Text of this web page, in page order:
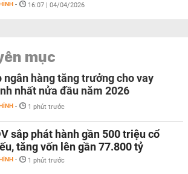
- 16:07 | 04/04/2026
mục
ngân hàng tăng trưởng cho vay
nhất nửa đầu năm 2026
- 1 phút trước
sắp phát hành gần 500 triệu cổ
tăng vốn lên gần 77.800 tỷ
- 1 phút trước